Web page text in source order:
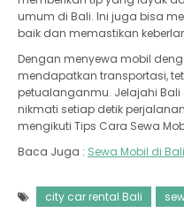
umum di Bali. Ini juga bisa
baik dan memastikan
Dengan menyewa mobil
mendapatkan transportasi,
petualanganmu. Jelajahi
nikmati setiap detik
mengikuti Tips Cara Sewa
Baca Juga : Sewa Mobil di Bali
city car rental Bali